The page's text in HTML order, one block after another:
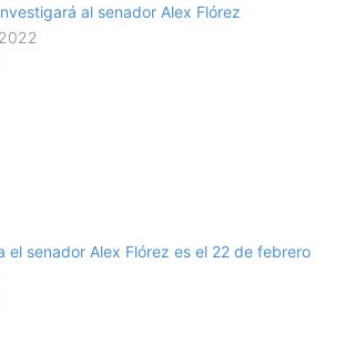
al senador Alex Flórez
el senador Alex Flórez es el 22 de febrero